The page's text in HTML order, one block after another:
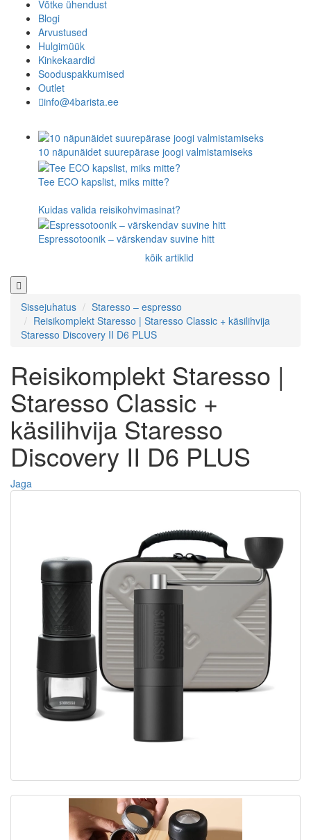
Võtke ühendust
Blogi
Arvustused
Hulgimüük
Kinkekaardid
Sooduspakkumised
Outlet
info@4barista.ee
10 näpunäidet suurepärase joogi valmistamiseks
Tee ECO kapslist, miks mitte?
Kuidas valida reisikohvimasinat?
Espressotoonik – värskendav suvine hitt
kõik artiklid
Sissejuhatus
Staresso – espresso
Reisikomplekt Staresso | Staresso Classic + käsilihvija
Staresso Discovery II D6 PLUS
Reisikomplekt Staresso |
Staresso Classic +
käsilihvija Staresso
Discovery II D6 PLUS
Jaga